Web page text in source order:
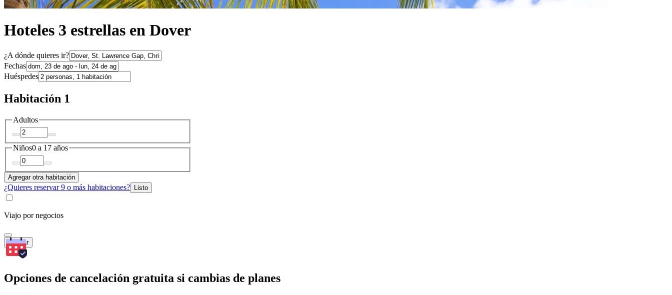
Hoteles 3 estrellas en Dover
¿A dónde quieres ir?
Fechas
Huéspedes
Habitación 1
Adultos
Niños0 a 17 años
Agregar otra habitación
¿Quieres reservar 9 o más habitaciones? Listo
Viajo por negocios
Buscar
Opciones de cancelación gratuita si cambias de planes